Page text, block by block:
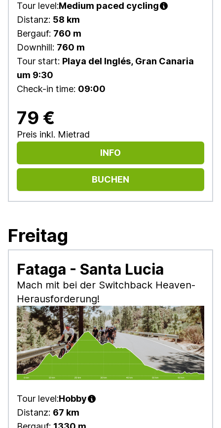
Tour level:Medium paced cycling
Distanz: 58 km
Bergauf: 760 m
Downhill: 760 m
Tour start: Playa del Inglés, Gran Canaria
um 9:30
Check-in time: 09:00
79 €
Preis inkl. Mietrad
INFO
BUCHEN
Freitag
Fataga - Santa Lucia
Mach mit bei der Switchback Heaven-
Herausforderung!
Tour level:Hobby
Distanz: 67 km